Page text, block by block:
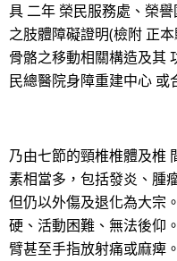
具 二年 榮民服務處、榮
之肢體障礙證明(檢附 正
骨骼之移動相關構造及其
民總醫院身障重建中心 或
乃由七節的頸椎椎體及椎
素相當多，包括發炎、腫
但仍以外傷及退化為大宗
硬、活動困難、無法後仰
臂甚至手指放射痛或麻痺